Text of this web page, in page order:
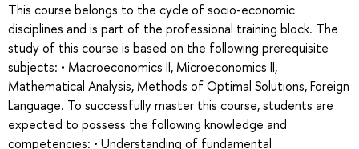
This course belongs to the cycle of socio-economic
disciplines and is part of the professional training block. The
study of this course is based on the following prerequisite
subjects: • Macroeconomics II, Microeconomics II,
Mathematical Analysis, Methods of Optimal Solutions, Foreign
Language. To successfully master this course, students are
expected to possess the following knowledge and
competencies: • Understanding of fundamental